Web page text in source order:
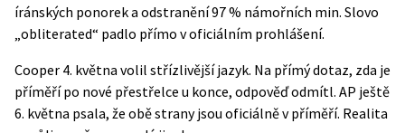
íránských ponorek a odstranění 97 % námořních min. Slovo
„obliterated“ padlo přímo v oficiálním prohlášení.
Cooper 4. května volil střízlivější jazyk. Na přímý dotaz, zda je
příměří po nové přestřelce u konce, odpověď odmítl. AP ještě
6. května psala, že obě strany jsou oficiálně v příměří. Realita